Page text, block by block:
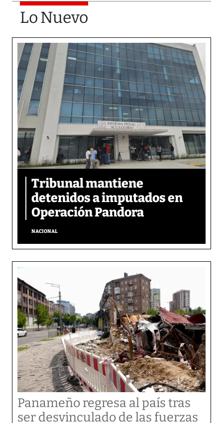
Lo Nuevo
Tribunal mantiene
detenidos a imputados en
Operación Pandora
NACIONAL
Panameño regresa al país tras
ser desvinculado de las fuerzas